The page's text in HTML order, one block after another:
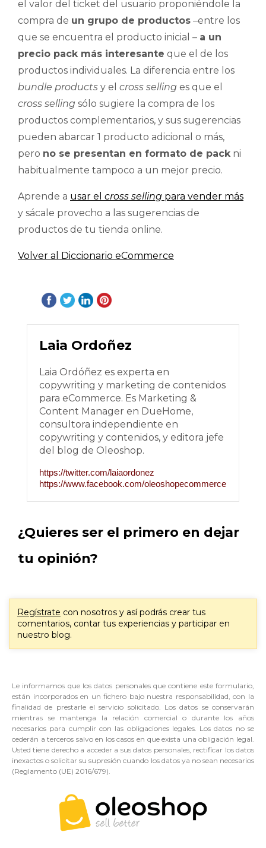
el valor del ticket del usuario proponiéndole la
compra de un grupo de productos –entre los
que se encuentra el producto inicial – a un
precio pack más interesante que el de los
productos individuales. La diferencia entre los
bundle products y el cross selling es que el
cross selling sólo sugiere la compra de los
productos complementarios, y sus sugerencias
pueden abarcar 1 producto adicional o más,
pero no se presentan en formato de pack ni
habitualmente tampoco a un mejor precio.
Aprende a usar el cross selling para vender más
y sácale provecho a las sugerencias de
productos de tu tienda online.
Volver al Diccionario eCommerce
Laia Ordoñez
Laia Ordóñez es experta en
copywriting y marketing de contenidos
para eCommerce. Es Marketing &
Content Manager en DueHome,
consultora independiente en
copywriting y contenidos, y editora jefe
del blog de Oleoshop.
https://twitter.com/laiaordonez
https://www.facebook.com/oleoshopecommerce
¿Quieres ser el primero en dejar
tu opinión?
Regístrate con nosotros y así podrás crear tus
comentarios, contar tus experiencias y participar en
nuestro blog.
Le informamos que los datos personales que contiene este formulario,
están incorporados en un fichero bajo nuestra responsabilidad, con la
finalidad de prestarle el servicio solicitado. Los datos se conservarán
mientras se mantenga la relación comercial o durante los años
necesarios para cumplir con las obligaciones legales. Los datos no se
cederán a terceros salvo en los casos en que exista una obligación legal.
Usted tiene derecho a acceder a sus datos personales, rectificar los datos
inexactos o solicitar su supresión cuando los datos ya no sean necesarios
(Reglamento (UE) 2016/679).